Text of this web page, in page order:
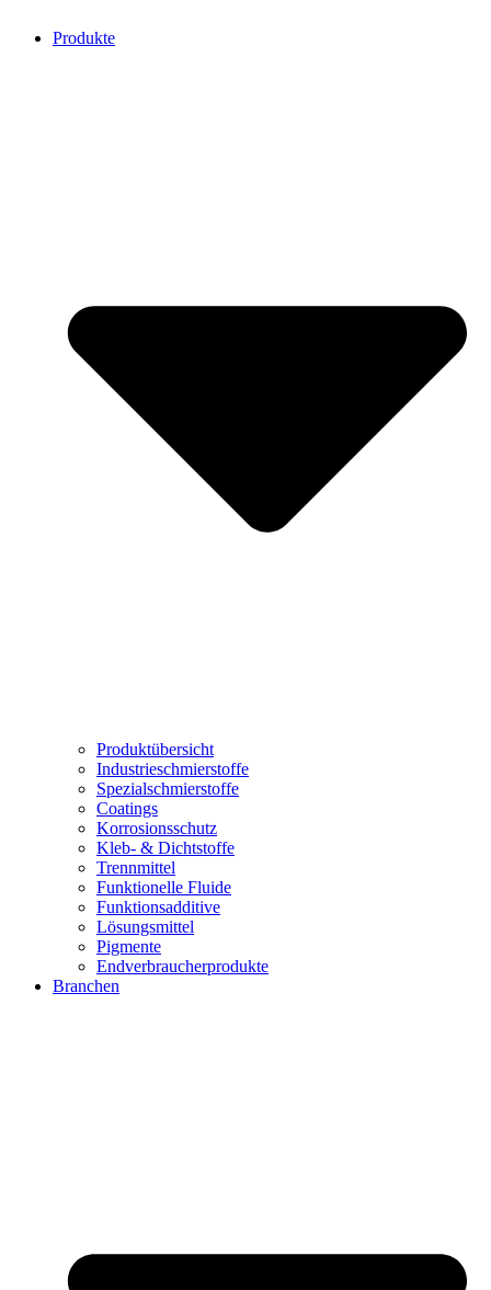
Produkte
Produktübersicht
Industrieschmierstoffe
Spezialschmierstoffe
Coatings
Korrosionsschutz
Kleb- & Dichtstoffe
Trennmittel
Funktionelle Fluide
Funktionsadditive
Lösungsmittel
Pigmente
Endverbraucherprodukte
Branchen